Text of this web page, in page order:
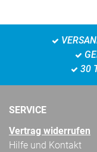
30
SERVICE
Vertrag widerrufen
Hilfe und Kontakt